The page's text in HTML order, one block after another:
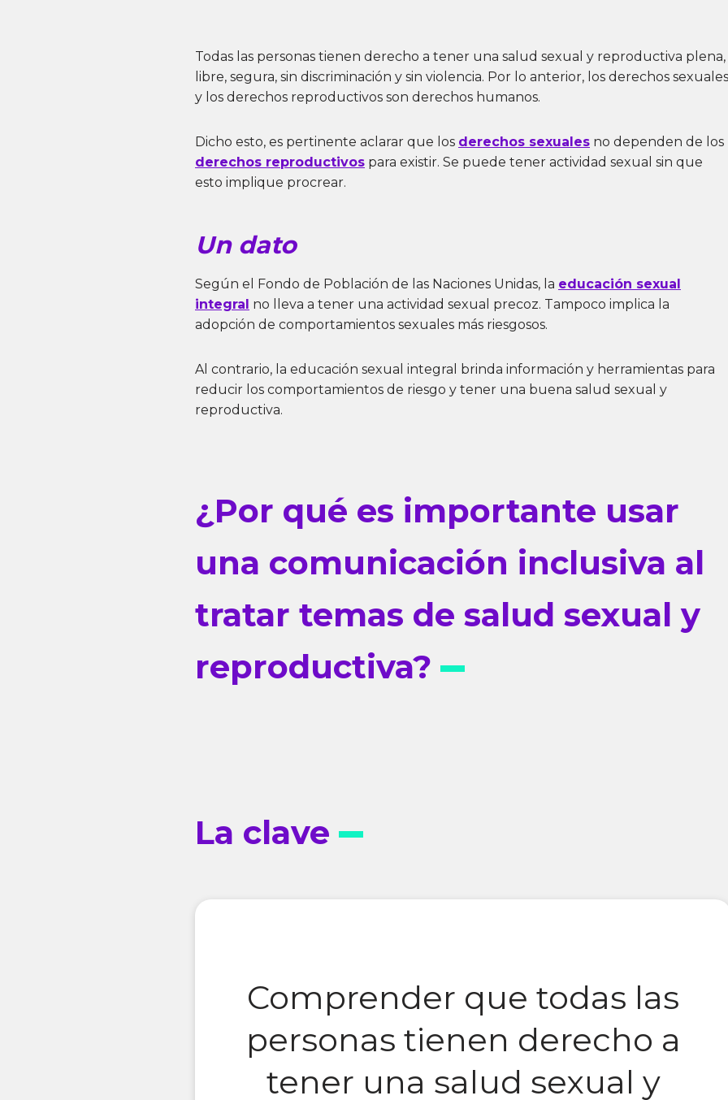
Todas las personas tienen derecho a tener una salud sexual y reproductiva plena,
libre, segura, sin discriminación y sin violencia. Por lo anterior, los derechos sexuales
y los derechos reproductivos son derechos humanos.
Dicho esto, es pertinente aclarar que los derechos sexuales no dependen de los
derechos reproductivos para existir. Se puede tener actividad sexual sin que
esto implique procrear.
Un dato
Según el Fondo de Población de las Naciones Unidas, la educación sexual
integral no lleva a tener una actividad sexual precoz. Tampoco implica la
adopción de comportamientos sexuales más riesgosos.
Al contrario, la educación sexual integral brinda información y herramientas para
reducir los comportamientos de riesgo y tener una buena salud sexual y
reproductiva.
¿Por qué es importante usar
una comunicación inclusiva al
tratar temas de salud sexual y
reproductiva?
La clave
Comprender que todas las
personas tienen derecho a
tener una salud sexual y